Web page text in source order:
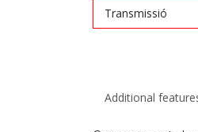
Transmissió